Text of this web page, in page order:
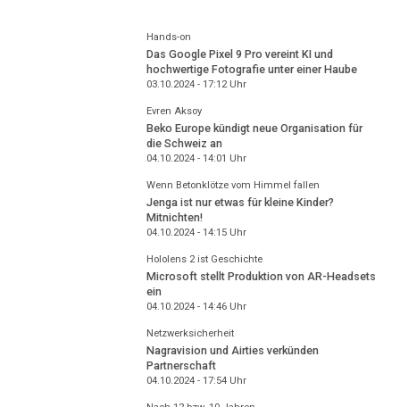
Hands-on
Das Google Pixel 9 Pro vereint KI und
hochwertige Fotografie unter einer Haube
03.10.2024 - 17:12Uhr
Evren Aksoy
Beko Europe kündigt neue Organisation für
die Schweiz an
04.10.2024 - 14:01 Uhr
Wenn Betonklötze vom Himmel fallen
Jenga ist nur etwas für kleine Kinder?
Mitnichten!
04.10.2024 - 14:15Uhr
Hololens 2 ist Geschichte
Microsoft stellt Produktion von AR-Headsets
ein
04.10.2024 - 14:46Uhr
Netzwerksicherheit
Nagravision und Airties verkünden
Partnerschaft
04.10.2024 - 17:54Uhr